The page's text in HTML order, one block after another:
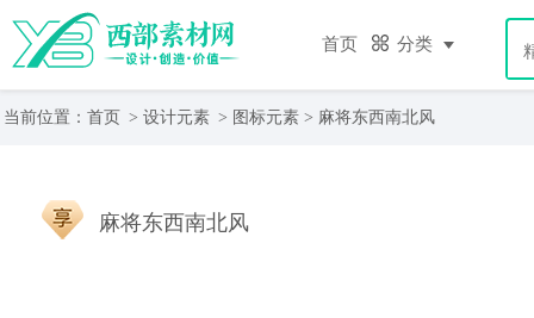
首页 分类
当前位置： 首页 > 设计元素 > 图标元素 > 麻将东西南北风
麻将东西南北风